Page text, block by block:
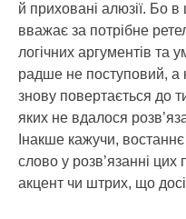
й приховані алюзії. Бо в
вважає за потрібне
логічних аргументів та
радше не поступовий, а
знову повертається до
яких не вдалося
Інакше кажучи,
слово у розв’язанні
акцент чи штрих, що